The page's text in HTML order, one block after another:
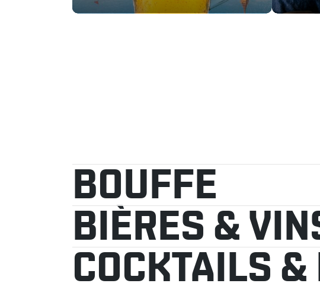
BOUFFE
BIÈRES &
COCKTAILS